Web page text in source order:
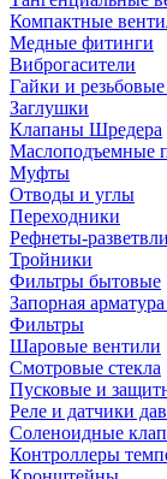
Компактные
Медные фитинги
Виброгасители
Гайки и
Заглушки
Клапаны Шредера
Маслоподъемные
Муфты
Отводы и углы
Переходники
Рефнеты-
Тройники
Фильтры бытовые
Запорная
Фильтры
Шаровые вентили
Смотровые стекла
Пусковые и
Реле и датчики
Соленоидные
Контроллеры